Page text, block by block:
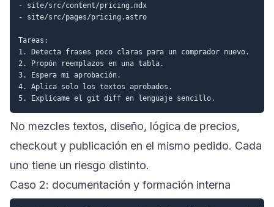
- site/src/content/pricing.mdx
- site/src/pages/pricing.astro
Tareas:
1. Detecta frases poco claras para un comprador nuevo.
2. Propón reemplazos en una tabla.
3. Espera mi aprobación.
4. Aplica solo los textos aprobados.
No mezcles textos, diseño, lógica de precios,
checkout y publicación en el mismo pedido. Cada
uno tiene un riesgo distinto.
Caso 2: documentación y formación interna